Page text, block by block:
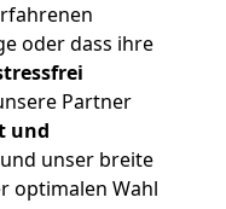
oder dass ihre
Partner
und
unser breite
optimalen Wahl